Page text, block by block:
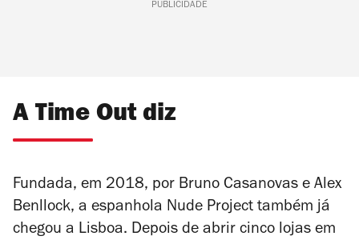
PUBLICIDADE
A Time Out diz
Fundada, em 2018, por Bruno Casanovas e Alex
Benllock, a espanhola Nude Project também já
chegou a Lisboa. Depois de abrir cinco lojas em